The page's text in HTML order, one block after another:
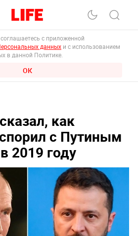
с приложенной
данных и с использованием
в данной Политике.
ОК
как
с Путиным
2019 году